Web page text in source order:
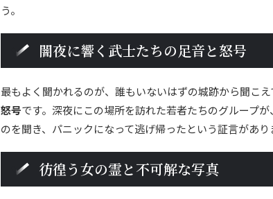
う。
闇夜に響く武士たちの足音と怒号
最もよく聞かれるのが、誰もいないはずの城跡から聞こえ
怒号です。深夜にこの場所を訪れた若者たちのグループ
のを聞き、パニックになって逃げ帰ったという証言があり
彷徨う女の霊と不可解な写真